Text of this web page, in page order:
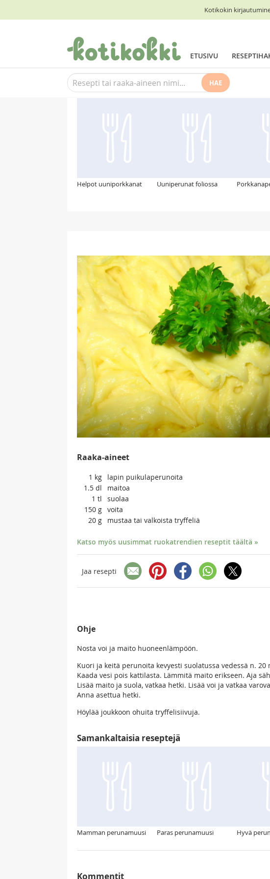
Kotikokin
ETUSIVU
HAE
Suosittelemme myös
Helpot uuniporkkanat Uuniperunat foliossa
Raaka-aineet
1 kg
lapin puikulaperunoita
1.5 dl
maitoa
1 tl
suolaa
150 g voita
20 g mustaa tai valkoista tryffeliä
Katso myös uusimmat ruokatrendien reseptit täältä »
Jaa resepti
Ohje
Nosta voi ja maito huoneenlämpöön.
Kuori ja keitä perunoita kevyesti suolatussa vedessä n.
Kaada vesi pois kattilasta. Lämmitä maito erikseen. Aja
Lisää maito ja suola, vatkaa hetki. Lisää voi ja vatkaa
Anna asettua hetki.
Höylää joukkoon ohuita tryffelisiivuja.
Samankaltaisia reseptejä
Mamman perunamuusi Paras perunamuusi Hyvä
Kommentit